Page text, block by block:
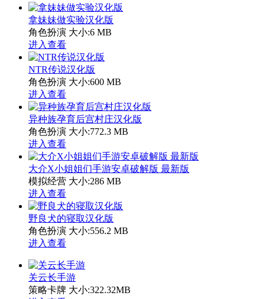
拿妹妹做实验汉化版
角色扮演 大小:6 MB
进入查看
NTR传说汉化版
角色扮演 大小:600 MB
进入查看
异种族孕育后宫村庄汉化版
角色扮演 大小:772.3 MB
进入查看
大介X小姐姐们手游安卓破解版 最新版
模拟经营 大小:286 MB
进入查看
野良犬的寝取汉化版
角色扮演 大小:556.2 MB
进入查看
关云长手游
策略卡牌 大小:322.32MB